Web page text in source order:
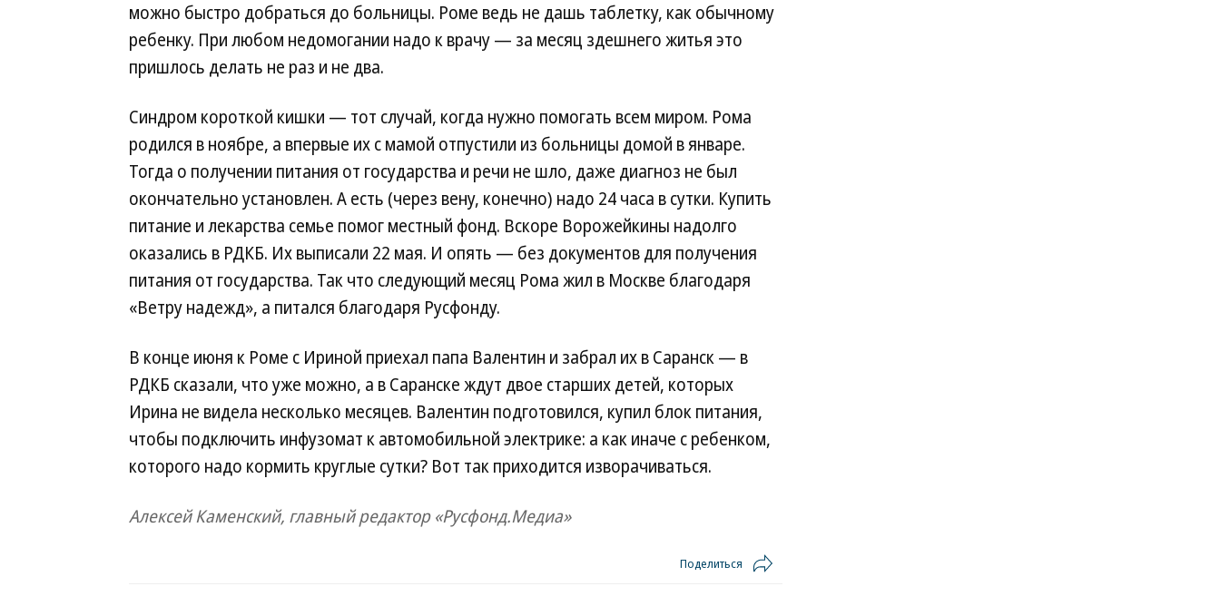
можно быстро добраться до больницы. Роме ведь не дашь таблетку, как обычному
ребенку. При любом недомогании надо к врачу — за месяц здешнего житья это
пришлось делать не раз и не два.
Синдром короткой кишки — тот случай, когда нужно помогать всем миром. Рома
родился в ноябре, а впервые их с мамой отпустили из больницы домой в январе.
Тогда о получении питания от государства и речи не шло, даже диагноз не был
окончательно установлен. А есть (через вену, конечно) надо 24 часа в сутки. Купить
питание и лекарства семье помог местный фонд. Вскоре Ворожейкины надолго
оказались в РДКБ. Их выписали 22 мая. И опять — без документов для получения
питания от государства. Так что следующий месяц Рома жил в Москве благодаря
«Ветру надежд», а питался благодаря Русфонду.
В конце июня к Роме с Ириной приехал папа Валентин и забрал их в Саранск — в
РДКБ сказали, что уже можно, а в Саранске ждут двое старших детей, которых
Ирина не видела несколько месяцев. Валентин подготовился, купил блок питания,
чтобы подключить инфузомат к автомобильной электрике: а как иначе с ребенком,
которого надо кормить круглые сутки? Вот так приходится изворачиваться.
Алексей Каменский, главный редактор «Русфонд.Медиа»
Поделиться